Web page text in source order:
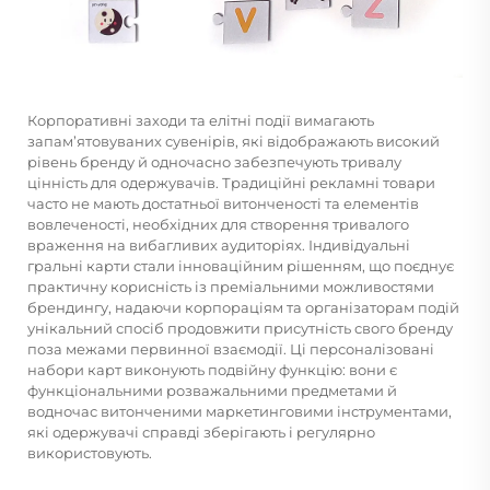
Корпоративні заходи та елітні події вимагають
запам’ятовуваних сувенірів, які відображають високий
рівень бренду й одночасно забезпечують тривалу
цінність для одержувачів. Традиційні рекламні товари
часто не мають достатньої витонченості та елементів
вовлеченості, необхідних для створення тривалого
враження на вибагливих аудиторіях. Індивідуальні
гральні карти стали інноваційним рішенням, що поєднує
практичну корисність із преміальними можливостями
брендингу, надаючи корпораціям та організаторам подій
унікальний спосіб продовжити присутність свого бренду
поза межами первинної взаємодії. Ці персоналізовані
набори карт виконують подвійну функцію: вони є
функціональними розважальними предметами й
водночас витонченими маркетинговими інструментами,
які одержувачі справді зберігають і регулярно
використовують.